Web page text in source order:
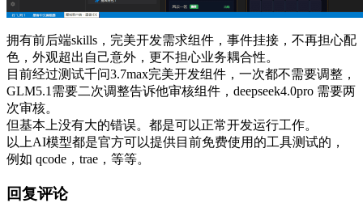
拥有前后端skills，完美开发需求组件，事件挂接，不再担心配
色，外观超出自己意外，更不担心业务耦合性。
目前经过测试千问3.7max完美开发组件，一次都不需要调整，
GLM5.1需要二次调整告诉他审核组件，deepseek4.0pro 需要两
次审核。
但基本上没有大的错误。都是可以正常开发运行工作。
以上AI模型都是官方可以提供目前免费使用的工具测试的，
例如 qcode，trae，等等。
回复评论